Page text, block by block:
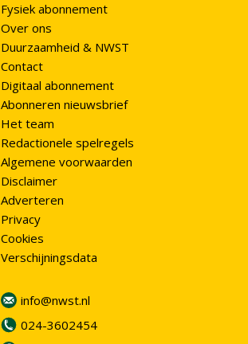
Fysiek abonnement
Over ons
Duurzaamheid & NWST
Contact
Digitaal abonnement
Abonneren nieuwsbrief
Het team
Redactionele spelregels
Algemene voorwaarden
Disclaimer
Adverteren
Privacy
Cookies
Verschijningsdata
info@nwst.nl
024-3602454